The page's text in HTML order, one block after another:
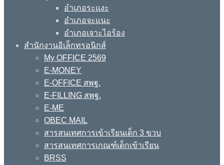
อำเภอระแงะ
อำเภอจะแนะ
อำเภอเจาะไอร้อง
สำนักงานอิเล็กทรอนิกส์
My OFFICE 2569
E-MONEY
E-OFFICE สพฐ.
E-FILLING สพฐ.
E-ME
OBEC MAIL
สารสนเทศการเข้าเรียนเด็ก 3 ขวบ
สารสนเทศการเกณฑ์เด็กเข้าเรียน
BRSS